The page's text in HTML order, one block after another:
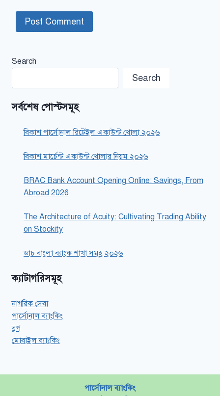
Search
Search
সর্বশেষ পোস্টসমূহ
বিকাশ পার্সোনাল রিটেইল একাউন্ট খোলা ২০২৬
বিকাশ মার্চেন্ট একাউন্ট খোলার নিয়ম ২০২৬
BRAC Bank Account Opening Online: Savings, From
Abroad 2026
The Architecture of Acuity: Cultivating Trading Ability
on Stockity
ডাচ বাংলা ব্যাংক শাখা সমূহ ২০২৬
ক্যাটাগরিসমূহ
নাগরিক সেবা
পার্সোনাল ব্যাংকিং
ব্লগ
মোবাইল ব্যাংকিং
পার্সোনাল ব্যাংকিং